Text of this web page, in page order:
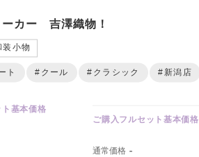
ーカー 吉澤織物！
装小物
ト #クール #クラシック #新潟店
基本価格
ご購入フルセット基本価格
通常価格 -